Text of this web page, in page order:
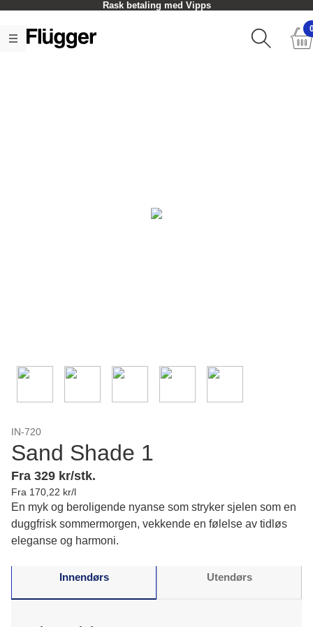
Rask betaling med Vipps
IN-720
Sand Shade 1
Fra 329 kr/stk.
Fra 170,22 kr/l
En myk og beroligende nyanse som stryker sjelen som en
duggfrisk sommermorgen, vekkende en følelse av tidløs
eleganse og harmoni.
Innendørs Utendørs